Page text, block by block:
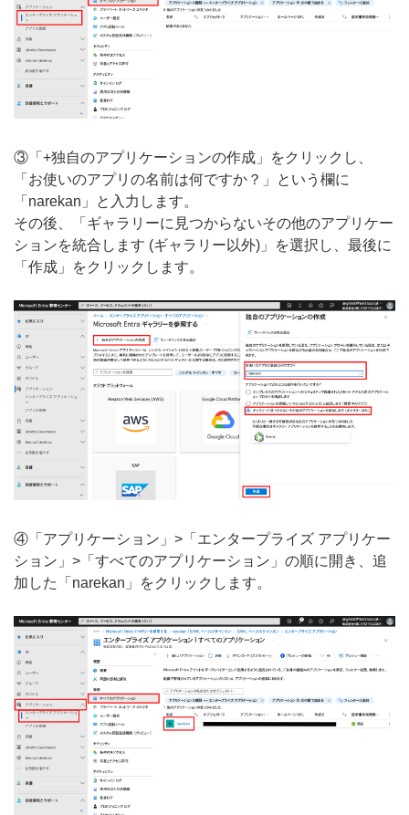
③「+独自のアプリケーションの作成」をクリックし、
「お使いのアプリの名前は何ですか？」という欄に
「narekan」と入力します。
その後、「ギャラリーに見つからないその他のアプリケー
ションを統合します (ギャラリー以外)」を選択し、最後に
「作成」をクリックします。
④「アプリケーション」>「エンタープライズ アプリケー
ション」>「すべてのアプリケーション」の順に開き、追
加した「narekan」をクリックします。